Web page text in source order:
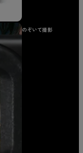
のぞいて撮影